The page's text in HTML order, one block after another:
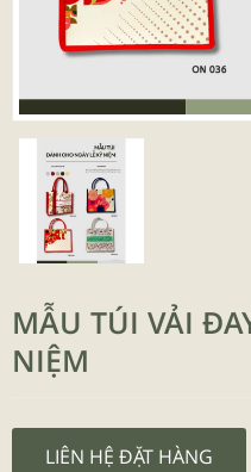
MẪU TÚI VẢI
NIỆM
LIÊN HỆ ĐẶT HÀNG